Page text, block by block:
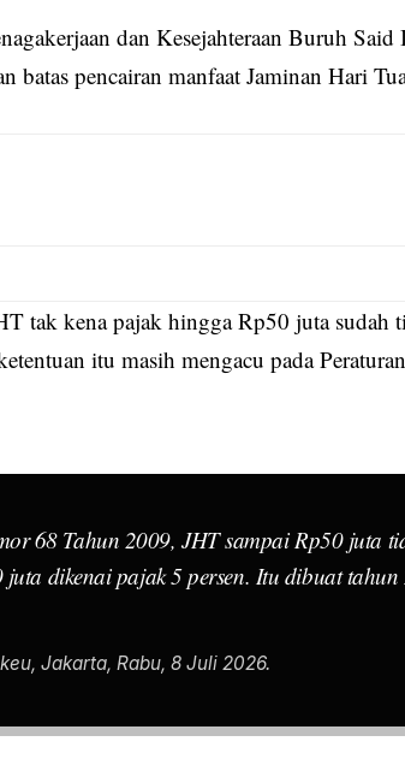
dan Kesejahteraan Buruh Said
batas pencairan manfaat Jaminan Hari
tak kena pajak hingga Rp50 juta sudah
itu masih mengacu pada
68 Tahun 2009, JHT sampai Rp50 juta
dikenai pajak 5 persen. Itu dibuat tahun
Jakarta, Rabu, 8 Juli 2026.